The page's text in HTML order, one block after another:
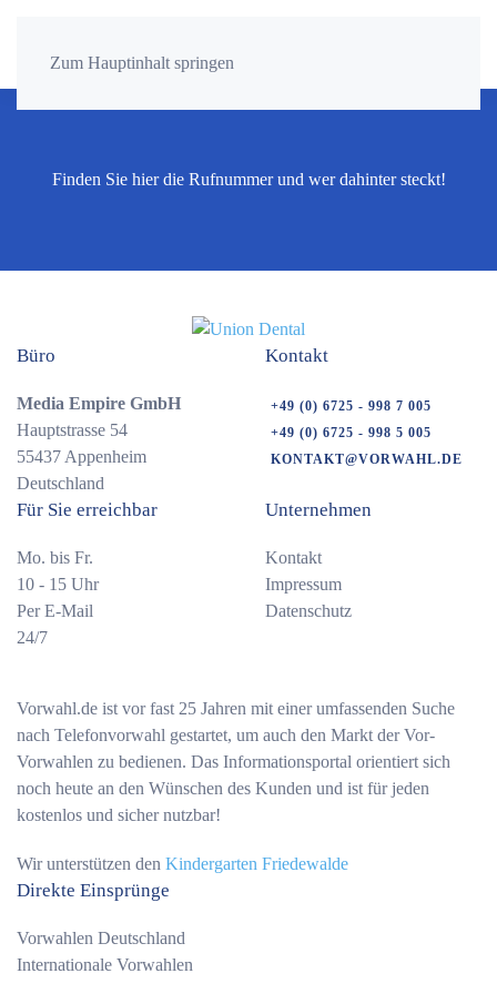
Zum Hauptinhalt springen
Finden Sie hier die Rufnummer und wer dahinter steckt!
Büro
Media Empire GmbH
Hauptstrasse 54
55437 Appenheim
Deutschland
Kontakt
+49 (0) 6725 - 998 7 005
+49 (0) 6725 - 998 5 005
KONTAKT@VORWAHL.DE
Für Sie erreichbar
Mo. bis Fr.
10 - 15 Uhr
Per E-Mail
24/7
Unternehmen
Kontakt
Impressum
Datenschutz
Vorwahl.de ist vor fast 25 Jahren mit einer umfassenden Suche
nach Telefonvorwahl gestartet, um auch den Markt der Vor-
Vorwahlen zu bedienen. Das Informationsportal orientiert sich
noch heute an den Wünschen des Kunden und ist für jeden
kostenlos und sicher nutzbar!
Wir unterstützen den Kindergarten Friedewalde
Direkte Einsprünge
Vorwahlen Deutschland
Internationale Vorwahlen